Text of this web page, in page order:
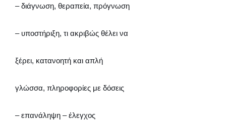
– διάγνωση, θεραπεία, πρόγνωση
– υποστήριξη, τι ακριβώς θέλει να
ξέρει, κατανοητή και απλή
γλώσσα, πληροφορίες με δόσεις
– επανάληψη – έλεγχος